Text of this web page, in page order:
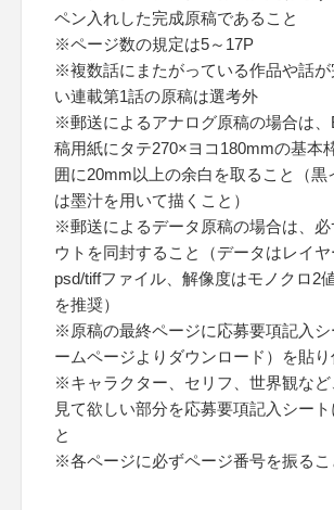
ペン入れした完成原稿であること
※ページ数の規定は5～17P
※複数話にまたがっている作品や話が
い連載第1話の原稿は選考外
※郵送によるアナログ原稿の場合は
稿用紙にタテ270×ヨコ180mmの基本
囲に20mm以上の余白を取ること（黒
は墨汁を用いて描くこと）
※郵送によるデータ原稿の場合は、必
ウトを同封すること（データはレイ
psd/tiffファイル、解像度はモノクロ2
を推奨）
※原稿の最終ページに応募要項記入シ
ームページよりダウンロード）を貼り
※キャラクター、セリフ、世界観など
見て欲しい部分を応募要項記入シート
と
※各ページに必ずページ番号を振るこ